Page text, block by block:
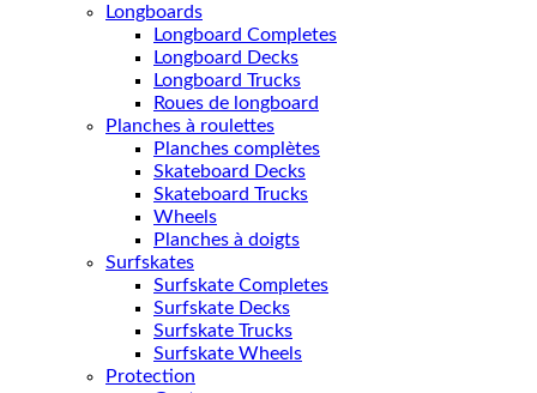
Longboards
Longboard Completes
Longboard Decks
Longboard Trucks
Roues de longboard
Planches à roulettes
Planches complètes
Skateboard Decks
Skateboard Trucks
Wheels
Planches à doigts
Surfskates
Surfskate Completes
Surfskate Decks
Surfskate Trucks
Surfskate Wheels
Protection